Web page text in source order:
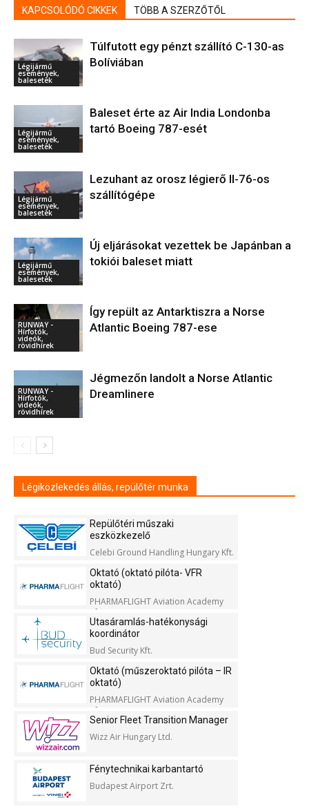
KAPCSOLÓDÓ CIKKEK TÖBB A SZERZŐTŐL
Légijármű
események,
balesetek
Túlfutott egy pénzt szállító C-130-as
Bolíviában
Légijármű
események,
balesetek
Baleset érte az Air India Londonba
tartó Boeing 787-esét
Légijármű
események,
balesetek
Lezuhant az orosz légierő Il-76-os
szállítógépe
Légijármű
események,
balesetek
Új eljárásokat vezettek be Japánban a
tokiói baleset miatt
RUNWAY -
Hírfotók,
videók,
rövidhírek
Így repült az Antarktiszra a Norse
Atlantic Boeing 787-ese
RUNWAY -
Hírfotók,
videók,
rövidhírek
Jégmezőn landolt a Norse Atlantic
Dreamlinere
Légiközlekedés állás, repülőtér munka
Repülőtéri műszaki
eszközkezelő
Celebi Ground Handling Hungary Kft.
Oktató (oktató pilóta- VFR
oktató)
PHARMAFLIGHT Aviation Academy
Kft.
Utasáramlás-hatékonysági
koordinátor
Bud Security Kft.
Oktató (műszeroktató pilóta – IR
oktató)
PHARMAFLIGHT Aviation Academy
Kft.
Senior Fleet Transition Manager
Wizz Air Hungary Ltd.
Fénytechnikai karbantartó
Budapest Airport Zrt.